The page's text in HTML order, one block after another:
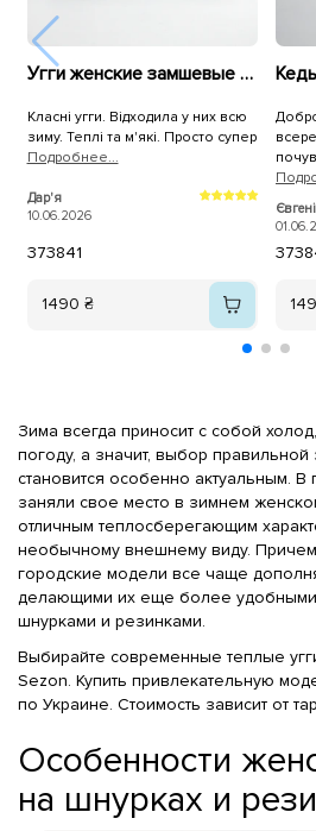
Угги женские замшевые низкие мех 593397 Черные
Класні угги. Відходила у них всю
зиму. Теплі та м'які. Просто супер
Подробнее...
Дар'я
10.06.2026
373841
1490 ₴
3738
Зима всегда приносит с собой
погоду, а значит, выбор
становится особенно актуальным.
заняли свое место в зимнем
отличным теплосберегающим
необычному внешнему виду.
городские модели все чаще
делающими их еще более удобными
шнурками и резинками.
Выбирайте современные теплые
Sezon. Купить привлекательную
по Украине. Стоимость зависит от
Особенности
на шнурках и